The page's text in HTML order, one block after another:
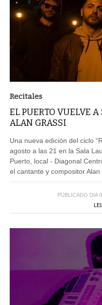
Recitales
EL PUERTO VUELVE
ALAN GRASSI
Una nueva edición del ciclo
agosto a las 21 en la Sala
Puerto, local - Diagonal
el cantante y compositor
PUBLICADO DIA